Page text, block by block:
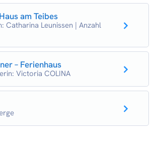
am Teibes
Catharina Leunissen | Anzahl
– Ferienhaus
Victoria COLINA